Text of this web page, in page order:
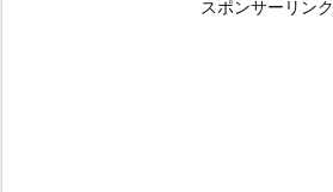
スポンサーリンク